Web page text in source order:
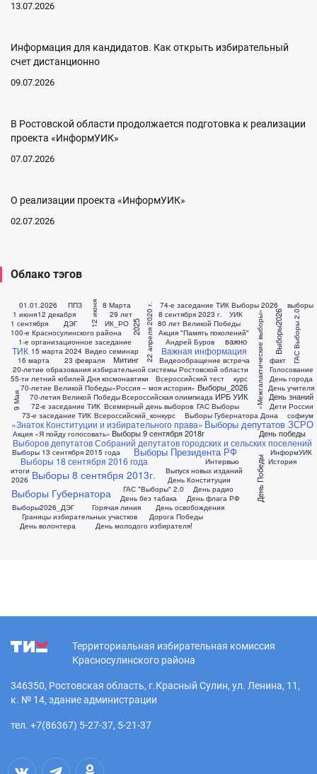
13.07.2026
Информация для кандидатов. Как открыть избирательный
счет дистанционно
09.07.2026
В Ростовской области продолжается подготовка к реализации
проекта «ИнформУИК»
07.07.2026
О реализации проекта «ИнформУИК»
02.07.2026
Облако тэгов
01.01.2026
1 июня
1 сентября
1-е организационное заседание
100-е Красносулинского района
12 декабря 12 июня
15 марта 2024
16 марта
20-летие образования избирательной системы Ростовской области
22 апреля 2020 г.
23 февраля
29 лет
55-ти летний юбилей Дня космонавтики
70-летие Великой Победы
70-летия Великой Победы
72-е заседание ТИК
73-е заседание ТИК
74-е заседание ТИК
8 Марта
8 сентября 2023 г.
80 лет Великой Победы
9 Мая
«Знаток Конституции и избирательного права»
«Межгалактические выборы»
«Россия – моя история»
Акция "Память поколений"
Акция «Я пойду голосовать»
Андрей Буров
Важная информация
Видео семинар
Видеообращение
Всемирный день выборов
Всероссийская олимпиада
Всероссийский тест
Всероссийский_конкурс
Выборов депутатов Собраний депутатов городских и сельских поселений
Выборы 13 сентября 2015 года
Выборы 18 сентября 2016 года
Выборы 2026
Выборы 8 сентября 2013г.
Выборы 9 сентября 2018г
Выборы Губернатора
Выборы Губернатора Дона
Выборы Президента РФ
Выборы депутатов ЗСРО
Выборы2026
Выборы2026_ДЭГ
Выборы_2026
Выпуск новых изданий
ГАС "Выборы" 2.0
ГАС Выборы
ГАС Выборы 2.0
Голосование
Горячая линия
Границы избирательных участков
ДЭГ
День Конституции День Победы
День без табака
День волонтера
День города
День знаний
День молодого избирателя!
День освобождения
День победы
День радио
День учителя
День флага РФ
Дети России
Дорога Победы
ИК_РО
ИРБ УИК
Интервью
ИнформУИК
История
Митинг
ППЗ
ТИК
УИК
важно
встреча
выборы
итоги
курс
софиум
факт
2025
2026
Территориальная избирательная комиссия
Красносулинского района
346350, Ростовская область, г.Красный Сулин, ул. Ленина, 11,
к. № 14, здание администрации
тел. +7(86367) 5-27-37, 5-21-37